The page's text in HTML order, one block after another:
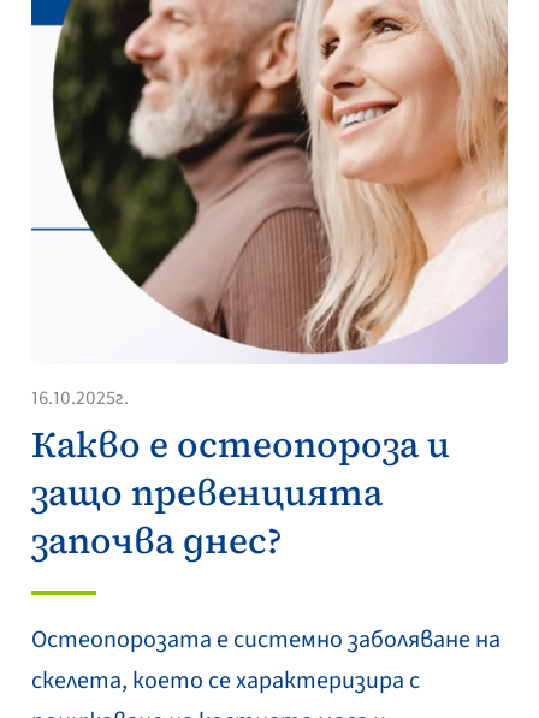
16.10.2025г.
Какво е остеопороза и
защо превенцията
започва днес?
Остеопорозата е системно заболяване на
скелета, което се характеризира с